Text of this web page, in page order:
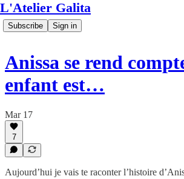
L'Atelier Galita
Subscribe Sign in
Anissa se rend
enfant est…
Mar 17
7
Aujourd’hui je vais te raconter l’histoire